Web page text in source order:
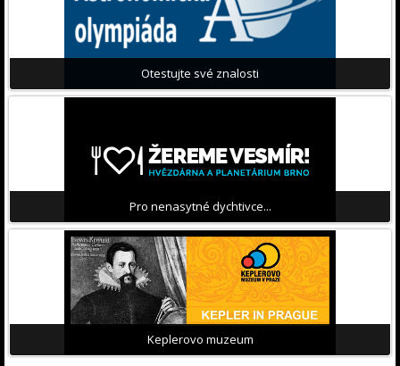
Otestujte své znalosti
Pro nenasytné dychtivce...
Keplerovo muzeum